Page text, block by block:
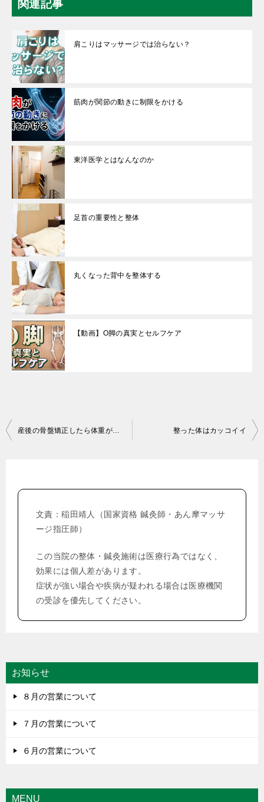
関連記事
肩こりはマッサージでは治らない？
筋肉が関節の動きに制限をかける
東洋医学とはなんなのか
足首の重要性と整体
丸くなった背中を整体する
【動画】O脚の真実とセルフケア
投
産後の骨盤矯正したら体重がストンと減りました 整った体はカッコイイ
文責：稲田靖人（国家資格 鍼灸師・あん摩マッサ
ージ指圧師）
この当院の整体・鍼灸施術は医療行為ではなく、
効果には個人差があります。
症状が強い場合や疾病が疑われる場合は医療機関
の受診を優先してください。
お知らせ
８月の営業について
７月の営業について
６月の営業について
MENU